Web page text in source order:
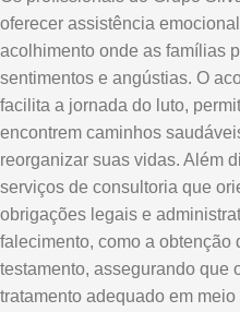
oferecer assistência
acolhimento onde as famílias
sentimentos e angústias. O
facilita a jornada do luto,
encontrem caminhos
reorganizar suas vidas. Além
serviços de consultoria que
obrigações legais e
falecimento, como a obtenção
testamento, assegurando que
tratamento adequado em